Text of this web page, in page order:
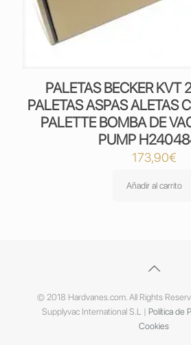
PALETAS BECKER KVT
PALETAS ASPAS ALETAS
PALETTE BOMBA DE
PUMP
173,90€
Añadir al carrito
© 2018 Hardvanes.com. All Rights
Supplyvac International S.L | Política de
Cookies